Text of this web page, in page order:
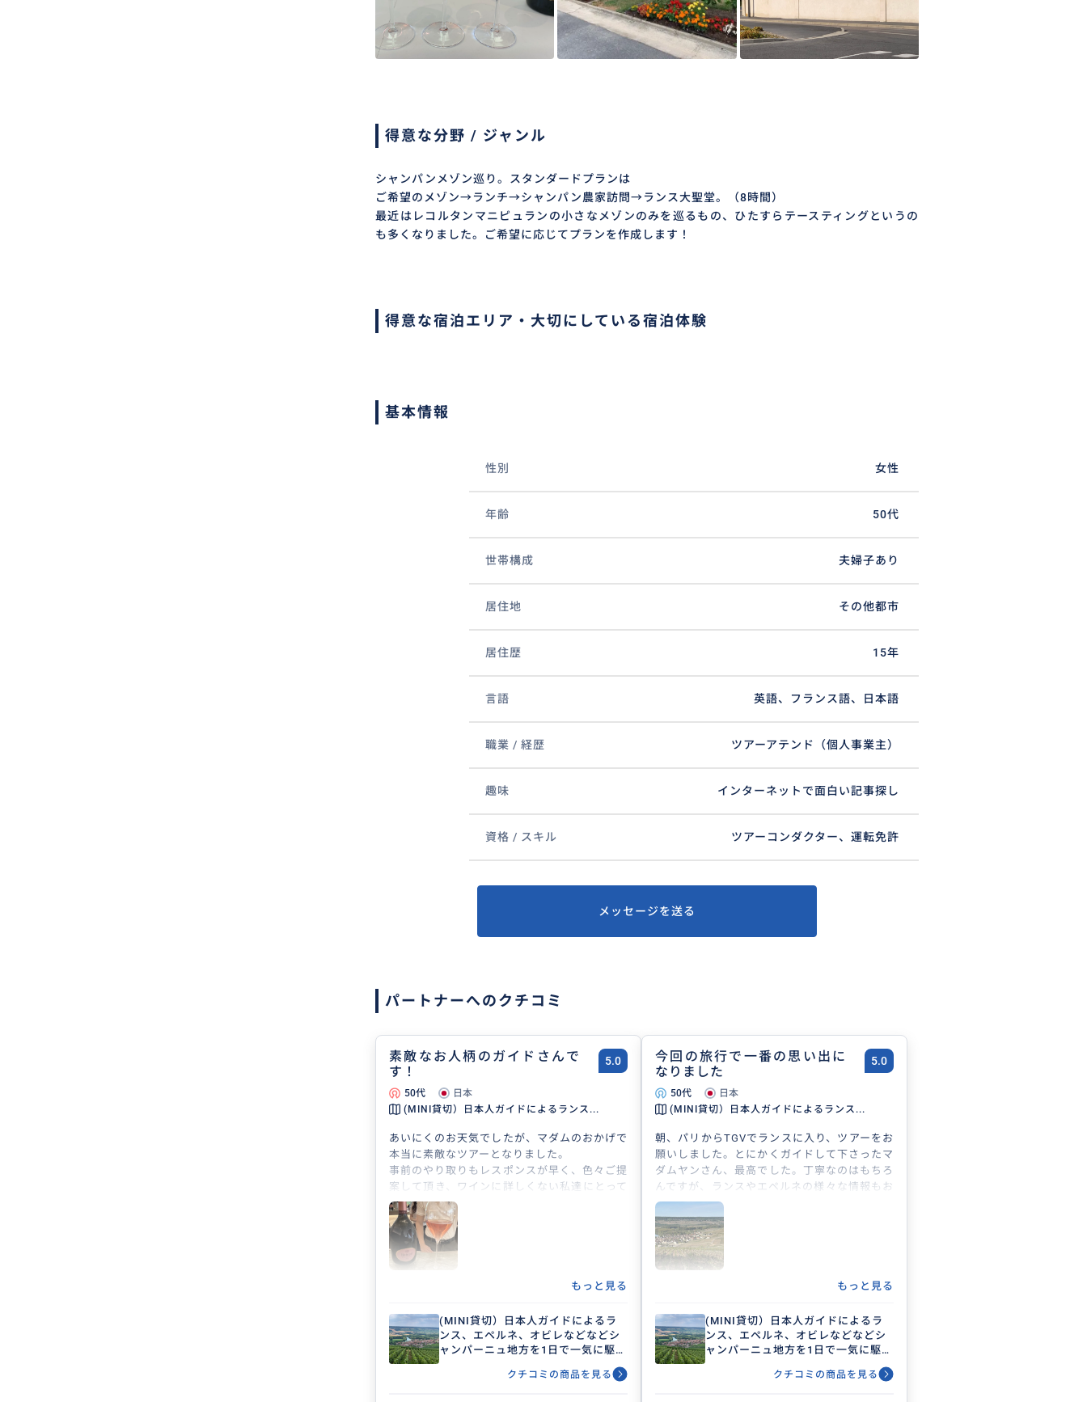
得意な分野 / ジャンル
シャンパンメゾン巡り。スタンダードプランは
ご希望のメゾン→ランチ→シャンパン農家訪問→ランス大聖堂。（8時間）
最近はレコルタンマニピュランの小さなメゾンのみを巡るもの、ひたすらテースティングというの
も多くなりました。ご希望に応じてプランを作成します！
得意な宿泊エリア・大切にしている宿泊体験
基本情報
性別 女性
年齢 50代
世帯構成 夫婦子あり
居住地 その他都市
居住歴 15年
言語 英語、フランス語、日本語
職業 / 経歴 ツアーアテンド（個人事業主）
趣味 インターネットで面白い記事探し
資格 / スキル ツアーコンダクター、運転免許
メッセージを送る
パートナーへのクチコミ
素敵なお人柄のガイドさんで
す！
5.0
50代
日本
(MINI貸切）日本人ガイドによるランス...
あいにくのお天気でしたが、マダムのおかげで
本当に素敵なツアーとなりました。
事前のやり取りもレスポンスが早く、色々ご提
案して頂き、ワインに詳しくない私達にとって
は助かりました😅
もっと色々お喋りしたかったです！
また機会があれば是非、参加させて頂きます😊
もっと見る
(MINI貸切）日本人ガイドによるラ
ンス、エペルネ、オビレなどなどシ
ャンパーニュ地方を1日で一気に駆け
巡る！シャンパンメゾン、大聖堂、
ドンペリ教会、これであなたもシャ
クチコミの商品を見る
今回の旅行で一番の思い出に
なりました
5.0
50代
日本
(MINI貸切）日本人ガイドによるランス...
朝、パリからTGVでランスに入り、ツアーをお
願いしました。とにかくガイドして下さったマ
ダムヤンさん、最高でした。丁寧なのはもちろ
んですが、ランスやエペルネの様々な情報もお
聞かせくださって、シャンパンメゾン巡りと共
にとても良い体験が出来ました。充実した一
日、大満足でパリへの帰路となりました。是非
是非、オススメいたします！
もっと見る
(MINI貸切）日本人ガイドによるラ
ンス、エペルネ、オビレなどなどシ
ャンパーニュ地方を1日で一気に駆け
巡る！シャンパンメゾン、大聖堂、
ドンペリ教会、これであなたもシャ
クチコミの商品を見る